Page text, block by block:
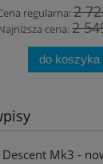
regularna:2
cena:2
do koszyka
Mk3 -